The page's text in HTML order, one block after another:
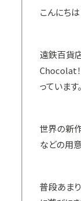
こんにちは
遠鉄百貨
Chocolat！
っています。
世界の新
などの用
普段あま